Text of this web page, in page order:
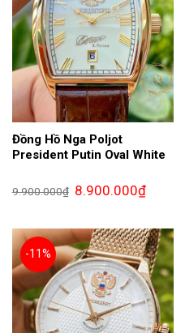
Đồng Hồ Nga Poljot
President Putin Oval White
9.900.000₫ Giá
gốc
8.900.000₫Giá
hiện
-11%